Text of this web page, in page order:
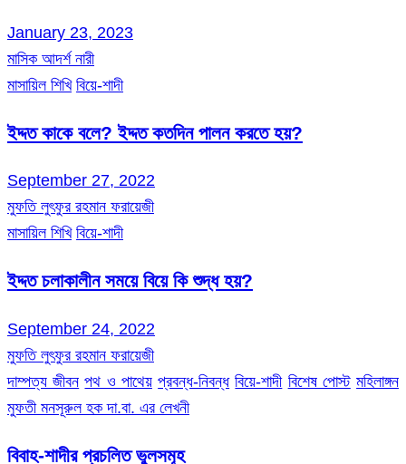
January 23, 2023
মাসিক আদর্শ নারী
মাসায়িল শিখি বিয়ে-শাদী
ইদ্দত কাকে বলে? ইদ্দত কতদিন পালন করতে হয়?
September 27, 2022
মুফতি লুৎফুর রহমান ফরায়েজী
মাসায়িল শিখি বিয়ে-শাদী
ইদ্দত চলাকালীন সময়ে বিয়ে কি শুদ্ধ হয়?
September 24, 2022
মুফতি লুৎফুর রহমান ফরায়েজী
দাম্পত্য জীবন পথ ও পাথেয় প্রবন্ধ-নিবন্ধ বিয়ে-শাদী বিশেষ পোস্ট মহিলাঙ্গন
মুফতী মনসূরুল হক দা.বা. এর লেখনী
বিবাহ-শাদীর প্রচলিত ভুলসমূহ